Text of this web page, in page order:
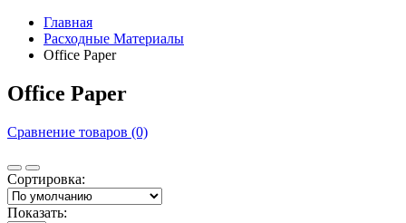
Главная
Расходные Материалы
Office Paper
Office Paper
Сравнение товаров (0)
Сортировка:
Показать: